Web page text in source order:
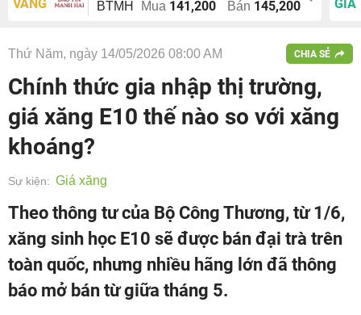
VÀNG
BTMH Mua 141,200 Bán 145,200
GIÁ
Thứ Năm, ngày 14/05/2026 08:00 AM CHIA SẺ
Chính thức gia nhập thị trường,
giá xăng E10 thế nào so với xăng
khoáng?
Sự kiện: Giá xăng
Theo thông tư của Bộ Công Thương, từ 1/6,
xăng sinh học E10 sẽ được bán đại trà trên
toàn quốc, nhưng nhiều hãng lớn đã thông
báo mở bán từ giữa tháng 5.